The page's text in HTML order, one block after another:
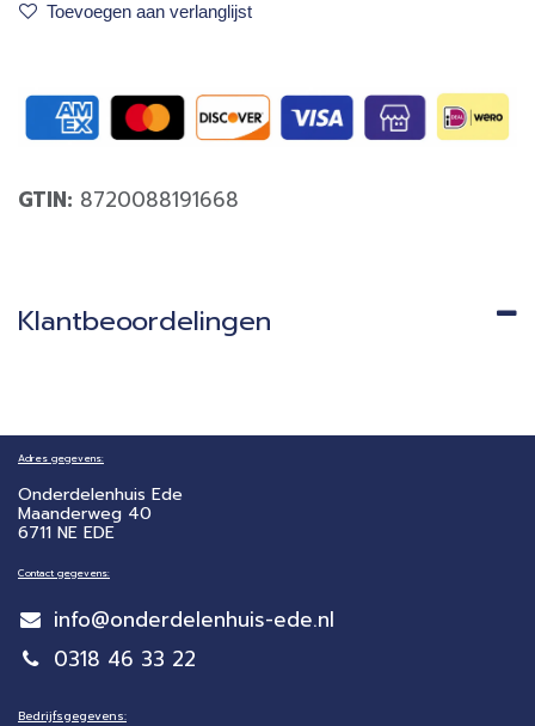
Toevoegen aan verlanglijst
GTIN: 8720088191668
Klantbeoordelingen
Adres gegevens:
Onderdelenhuis Ede
Maanderweg 40
6711 NE EDE
Contact gegevens:
info@onderdelenhuis-ede.nl
0318 46 33 22
Bedrijfsgegevens: